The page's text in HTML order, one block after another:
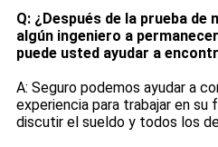
Q: ¿Después de la prueba
algún ingeniero a
puede usted ayudar a
A: Seguro podemos ayudar a
experiencia para trabajar en
discutir el sueldo y todos los